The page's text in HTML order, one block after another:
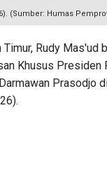
(Sumber: Humas
Timur, Rudy Mas'ud
Khusus Presiden
Prasodjo